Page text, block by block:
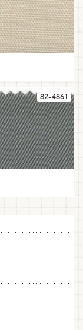
82-4861